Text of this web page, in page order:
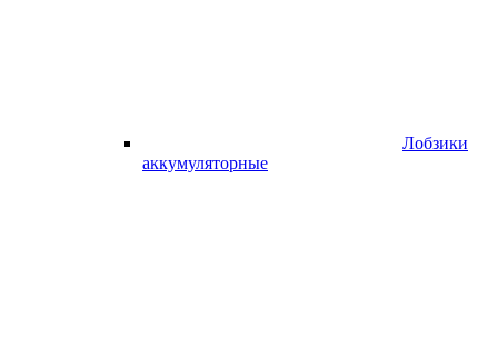
Лобзики
аккумуляторные